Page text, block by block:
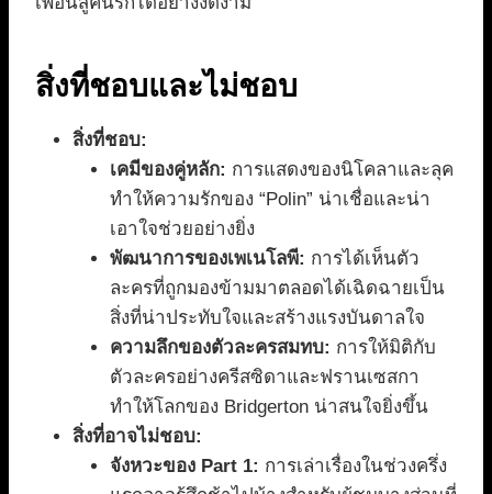
สิ่งที่ชอบและไม่ชอบ
สิ่งที่ชอบ:
เคมีของคู่หลัก: การแสดงของนิโคลาและลุค
ทำให้ความรักของ “Polin” น่าเชื่อและน่า
เอาใจช่วยอย่างยิ่ง
พัฒนาการของเพเนโลพี: การได้เห็นตัว
ละครที่ถูกมองข้ามมาตลอดได้เฉิดฉายเป็น
สิ่งที่น่าประทับใจและสร้างแรงบันดาลใจ
ความลึกของตัวละครสมทบ: การให้มิติกับ
ตัวละครอย่างครีสซิดาและฟรานเซสกา
ทำให้โลกของ Bridgerton น่าสนใจยิ่งขึ้น
สิ่งที่อาจไม่ชอบ:
จังหวะของ Part 1: การเล่าเรื่องในช่วงครึ่ง